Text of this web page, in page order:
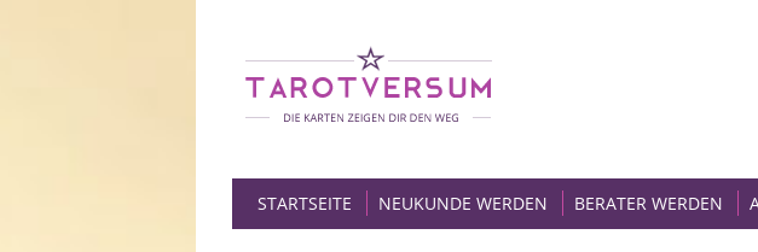
STARTSEITE NEUKUNDE WERDEN BERATER WERDEN